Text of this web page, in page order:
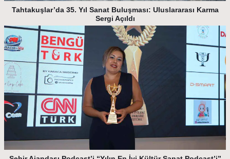
Tahtakuşlar’da 35. Yıl Sanat Buluşması: Uluslararası Karma
Sergi Açıldı